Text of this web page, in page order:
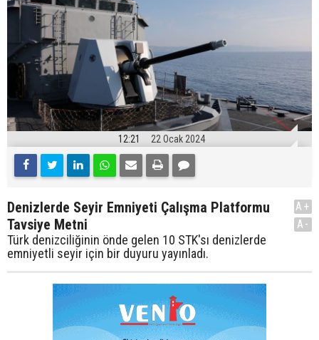
12:21 22 Ocak 2024
Denizlerde Seyir Emniyeti Çalışma Platformu
Tavsiye Metni
Türk denizciliğinin önde gelen 10 STK'sı denizlerde
emniyetli seyir için bir duyuru yayınladı.
A+
A-